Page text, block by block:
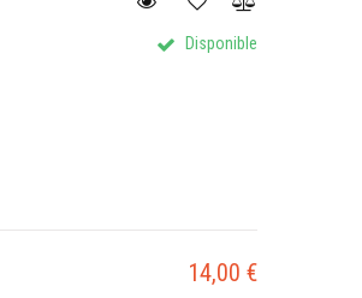
Disponible
14,00 €